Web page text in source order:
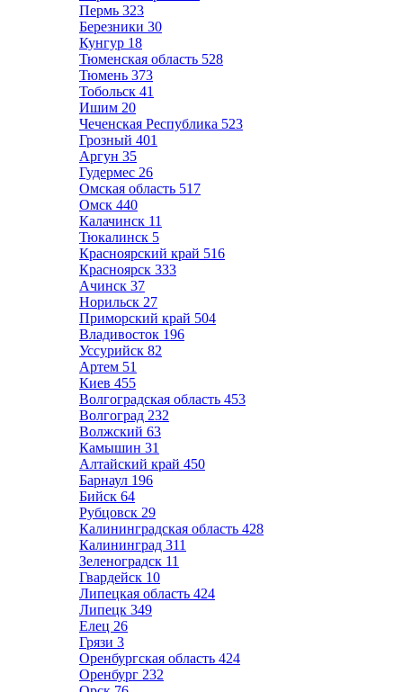
Пермь 323
Березники 30
Кунгур 18
Тюменская область 528
Тюмень 373
Тобольск 41
Ишим 20
Чеченская Республика 523
Грозный 401
Аргун 35
Гудермес 26
Омская область 517
Омск 440
Калачинск 11
Тюкалинск 5
Красноярский край 516
Красноярск 333
Ачинск 37
Норильск 27
Приморский край 504
Владивосток 196
Уссурийск 82
Артем 51
Киев 455
Волгоградская область 453
Волгоград 232
Волжский 63
Камышин 31
Алтайский край 450
Барнаул 196
Бийск 64
Рубцовск 29
Калининградская область 428
Калининград 311
Зеленоградск 11
Гвардейск 10
Липецкая область 424
Липецк 349
Елец 26
Грязи 3
Оренбургская область 424
Оренбург 232